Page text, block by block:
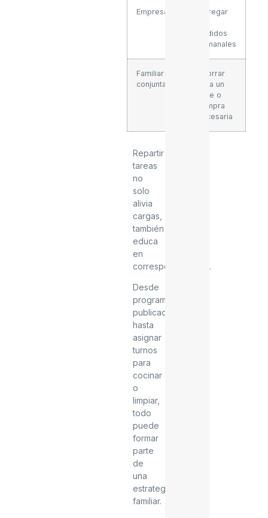
Empresarial
Entregar
pedidos
semanales
Familiar
conjunta
Ahorrar
para un
viaje o
compra
necesaria
Repartir
tareas
no
solo
alivia
cargas,
también
educa
en
corresponsabilidad.
Desde
programar
publicaciones
hasta
asignar
turnos
para
cocinar
o
limpiar,
todo
puede
formar
parte
de
una
estrategia
familiar.